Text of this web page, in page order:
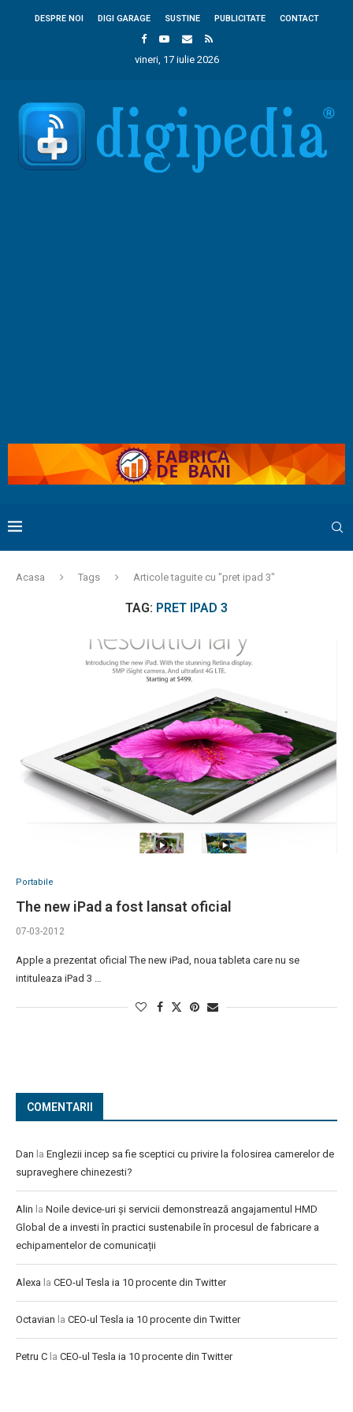
DESPRE NOI DIGI GARAGE SUSTINE PUBLICITATE CONTACT
vineri, 17 iulie 2026
Acasa Tags Articole taguite cu "pret ipad 3"
TAG: PRET IPAD 3
Portabile
The new iPad a fost lansat oficial
07-03-2012
Apple a prezentat oficial The new iPad, noua tableta care nu se
intituleaza iPad 3 …
COMENTARII
Dan la Englezii incep sa fie sceptici cu privire la folosirea camerelor de
supraveghere chinezesti?
Alin la Noile device-uri și servicii demonstrează angajamentul HMD
Global de a investi în practici sustenabile în procesul de fabricare a
echipamentelor de comunicații
Alexa la CEO-ul Tesla ia 10 procente din Twitter
Octavian la CEO-ul Tesla ia 10 procente din Twitter
Petru C la CEO-ul Tesla ia 10 procente din Twitter